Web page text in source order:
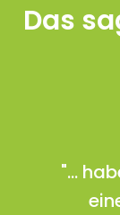
Das
"...